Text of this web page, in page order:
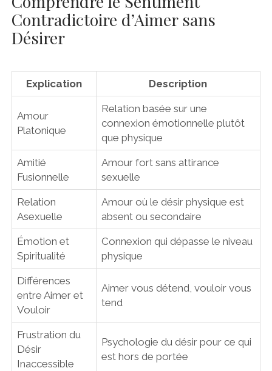
Contradictoire d’Aimer sans
Désirer
Explication Description
Amour
Platonique
Relation basée sur une
connexion émotionnelle plutôt
que physique
Amitié
Fusionnelle
Amour fort sans attirance
sexuelle
Relation
Asexuelle
Amour où le désir physique est
absent ou secondaire
Émotion et
Spiritualité
Connexion qui dépasse le niveau
physique
Différences
entre Aimer et
Vouloir
Aimer vous détend, vouloir vous
tend
Frustration du
Désir
Inaccessible
Psychologie du désir pour ce qui
est hors de portée